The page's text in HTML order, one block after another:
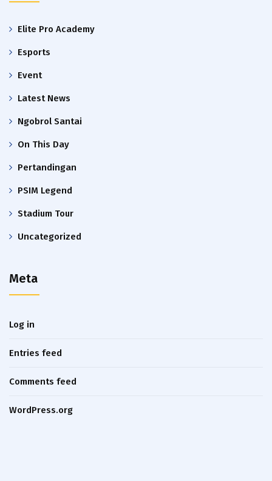
Elite Pro Academy
Esports
Event
Latest News
Ngobrol Santai
On This Day
Pertandingan
PSIM Legend
Stadium Tour
Uncategorized
Meta
Log in
Entries feed
Comments feed
WordPress.org